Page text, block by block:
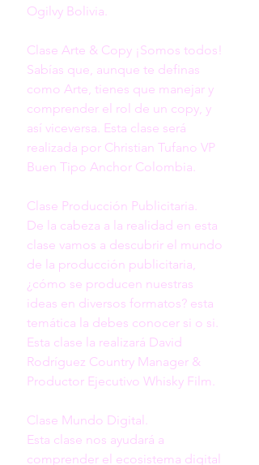
Ogilvy Bolivia.
Clase Arte & Copy ¡Somos todos!
Sabías que, aunque te definas
como Arte, tienes que manejar y
comprender el rol de un copy, y
así viceversa. Esta clase será
realizada por Christian Tufano VP
Buen Tipo Anchor Colombia.
Clase Producción Publicitaria.
De la cabeza a la realidad en esta
clase vamos a descubrir el mundo
de la producción publicitaria,
¿cómo se producen nuestras
ideas en diversos formatos? esta
temática la debes conocer si o si.
Esta clase la realizará David
Rodríguez Country Manager &
Productor Ejecutivo Whisky Film.
Clase Mundo Digital.
Esta clase nos ayudará a
comprender el ecosistema digital